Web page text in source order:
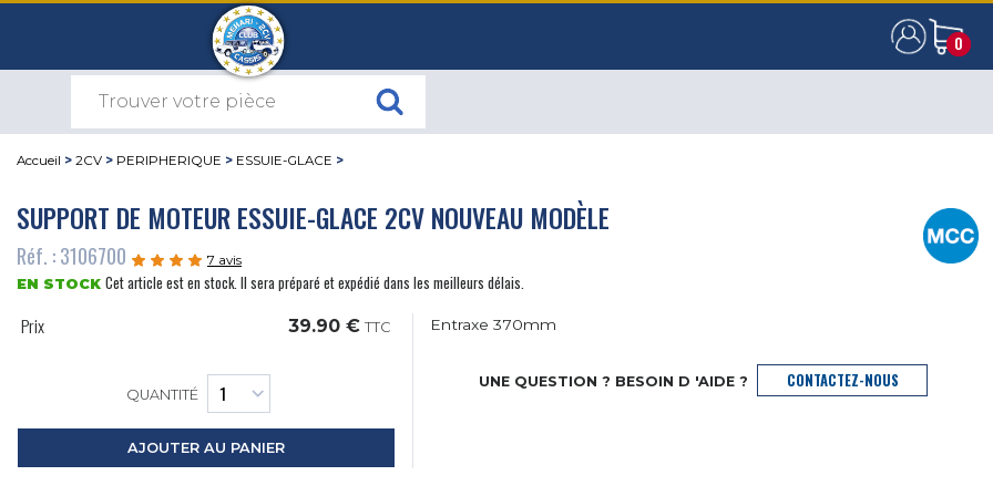
0
0
Accueil > 2CV > PERIPHERIQUE > ESSUIE-GLACE >
SUPPORT DE MOTEUR ESSUIE-GLACE 2CV NOUVEAU MODÈLE
Réf. : 3106700 7 avis
EN STOCK Cet article est en stock. Il sera préparé et expédié dans les meilleurs délais.
Prix 39.90 € TTC
QUANTITÉ
AJOUTER AU PANIER
Entraxe 370mm
UNE QUESTION ? BESOIN D 'AIDE ? CONTACTEZ-NOUS